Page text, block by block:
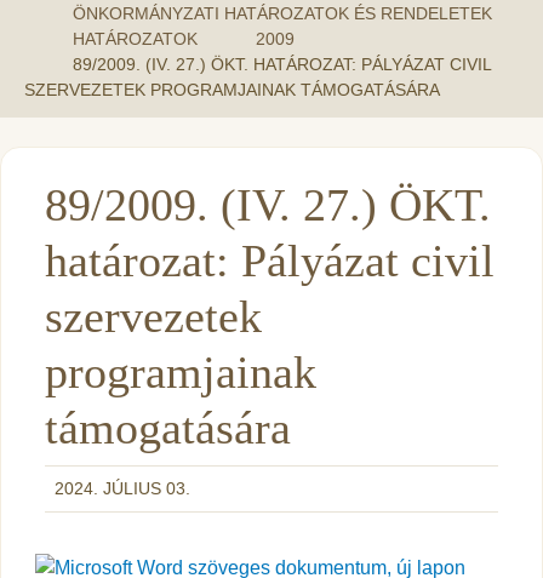
ÖNKORMÁNYZATI HATÁROZATOK ÉS RENDELETEK
HATÁROZATOK
2009
89/2009. (IV. 27.) ÖKT. HATÁROZAT: PÁLYÁZAT CIVIL
SZERVEZETEK PROGRAMJAINAK TÁMOGATÁSÁRA
89/2009. (IV. 27.) ÖKT.
határozat: Pályázat civil
szervezetek
programjainak
támogatására
2024. JÚLIUS 03.